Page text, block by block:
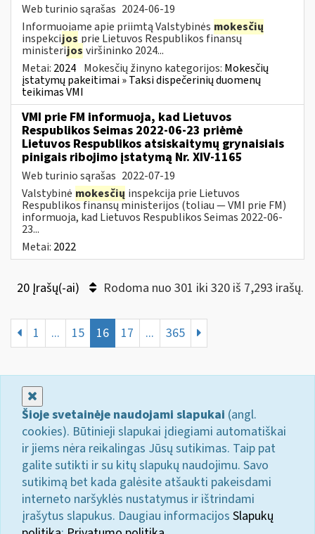
Web turinio sąrašas 2024-06-19
Informuojame apie priimtą Valstybinės mokesčių
inspekcijos prie Lietuvos Respublikos finansų
ministerijos viršininko 2024...
Metai: 2024 Mokesčių žinyno kategorijos: Mokesčių
įstatymų pakeitimai » Taksi dispečerinių duomenų
teikimas VMI
VMI prie FM informuoja, kad Lietuvos
Respublikos Seimas 2022-06-23 priėmė
Lietuvos Respublikos atsiskaitymų grynaisiais
pinigais ribojimo įstatymą Nr. XIV-1165
Web turinio sąrašas 2022-07-19
Valstybinė mokesčių inspekcija prie Lietuvos
Respublikos finansų ministerijos (toliau — VMI prie FM)
informuoja, kad Lietuvos Respublikos Seimas 2022-06-
23...
Metai: 2022
20 Įrašų(-ai) Rodoma nuo 301 iki 320 iš 7,293 irašų.
1 ... 15 16 17 ... 365
Šioje svetainėje naudojami slapukai (angl.
cookies). Būtinieji slapukai įdiegiami automatiškai
ir jiems nėra reikalingas Jūsų sutikimas. Taip pat
galite sutikti ir su kitų slapukų naudojimu. Savo
sutikimą bet kada galėsite atšaukti pakeisdami
interneto naršyklės nustatymus ir ištrindami
įrašytus slapukus. Daugiau informacijos Slapukų